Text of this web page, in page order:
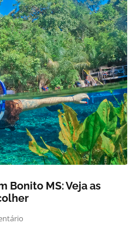
Bonito MS: Veja as